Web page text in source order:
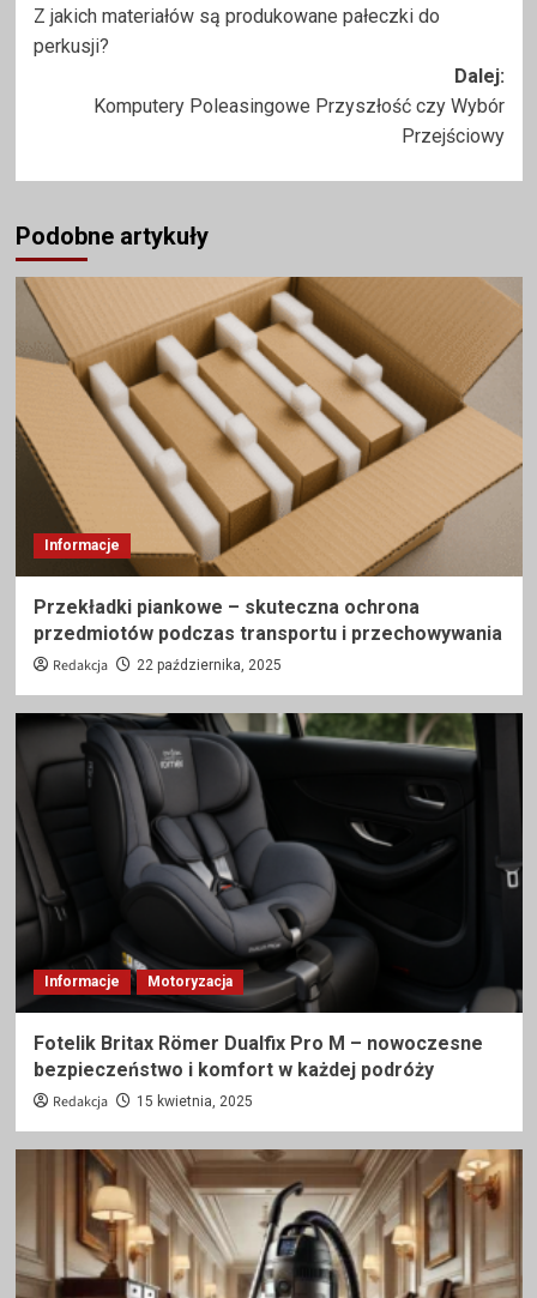
wpisy
Z jakich materiałów są produkowane pałeczki do
perkusji?
Dalej:
Komputery Poleasingowe Przyszłość czy Wybór
Przejściowy
Podobne artykuły
Informacje
Przekładki piankowe – skuteczna ochrona
przedmiotów podczas transportu i przechowywania
Redakcja 22 października, 2025
Informacje Motoryzacja
Fotelik Britax Römer Dualfix Pro M – nowoczesne
bezpieczeństwo i komfort w każdej podróży
Redakcja 15 kwietnia, 2025